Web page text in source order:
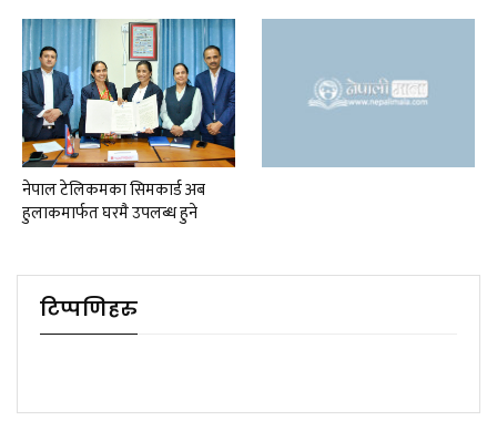
नेपाल टेलिकमका सिमकार्ड अब
हुलाकमार्फत घरमै उपलब्ध हुने
टिप्पणिहरु